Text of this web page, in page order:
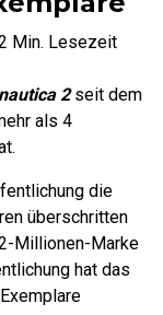
Min. Lesezeit
2seit dem
als 4
die
überschritten
Millionen-Marke
hat das